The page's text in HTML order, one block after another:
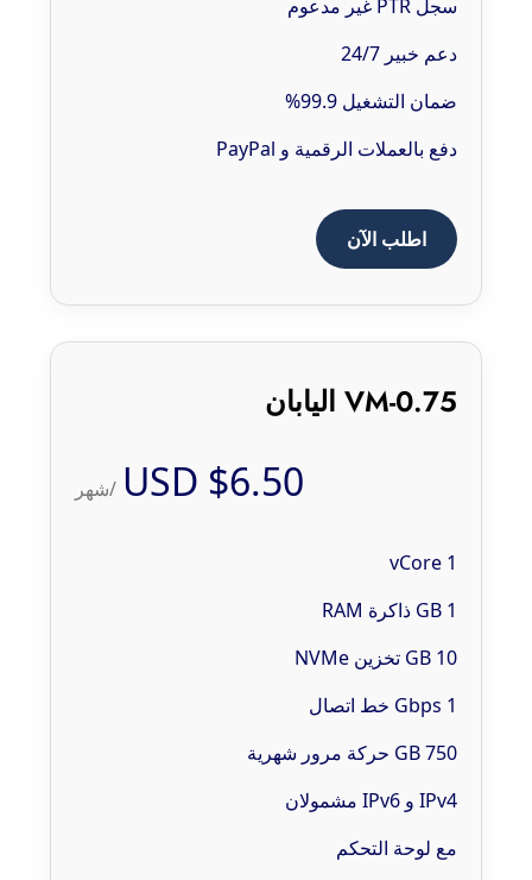
سجل PTR غير مدعوم
دعم خبير 24/7
ضمان التشغيل 99.9%
دفع بالعملات الرقمية و PayPal
اطلب الآن
VM-0.75 اليابان
$6.50 USD /شهر
1 vCore
1 GB ذاكرة RAM
10 GB تخزين NVMe
1 Gbps خط اتصال
750 GB حركة مرور شهرية
IPv4 و IPv6 مشمولان
مع لوحة التحكم